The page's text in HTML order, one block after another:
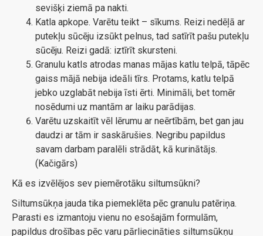
sevišķi ziemā pa nakti.
Katla apkope. Varētu teikt – sīkums. Reizi nedēļā ar
putekļu sūcēju izsūkt pelnus, tad satīrīt pašu putekļu
sūcēju. Reizi gadā: iztīrīt skursteni.
Granulu katls atrodas manas mājas katlu telpā, tāpēc
gaiss mājā nebija ideāli tīrs. Protams, katlu telpā
jebko uzglabāt nebija īsti ērti. Minimāli, bet tomēr
nosēdumi uz mantām ar laiku parādijas.
Varētu uzskaitīt vēl lērumu ar neērtībām, bet gan jau
daudzi ar tām ir saskārušies. Negribu papildus
savam darbam paralēli strādāt, kā kurinātājs.
(Kačigārs)
Kā es izvēlējos sev piemērotāku siltumsūkni?
Siltumsūkņa jauda tika piemeklēta pēc granulu patēriņa.
Parasti es izmantoju vienu no esošajām formulām,
papildus drošības pēc varu pārliecināties siltumsūkņu